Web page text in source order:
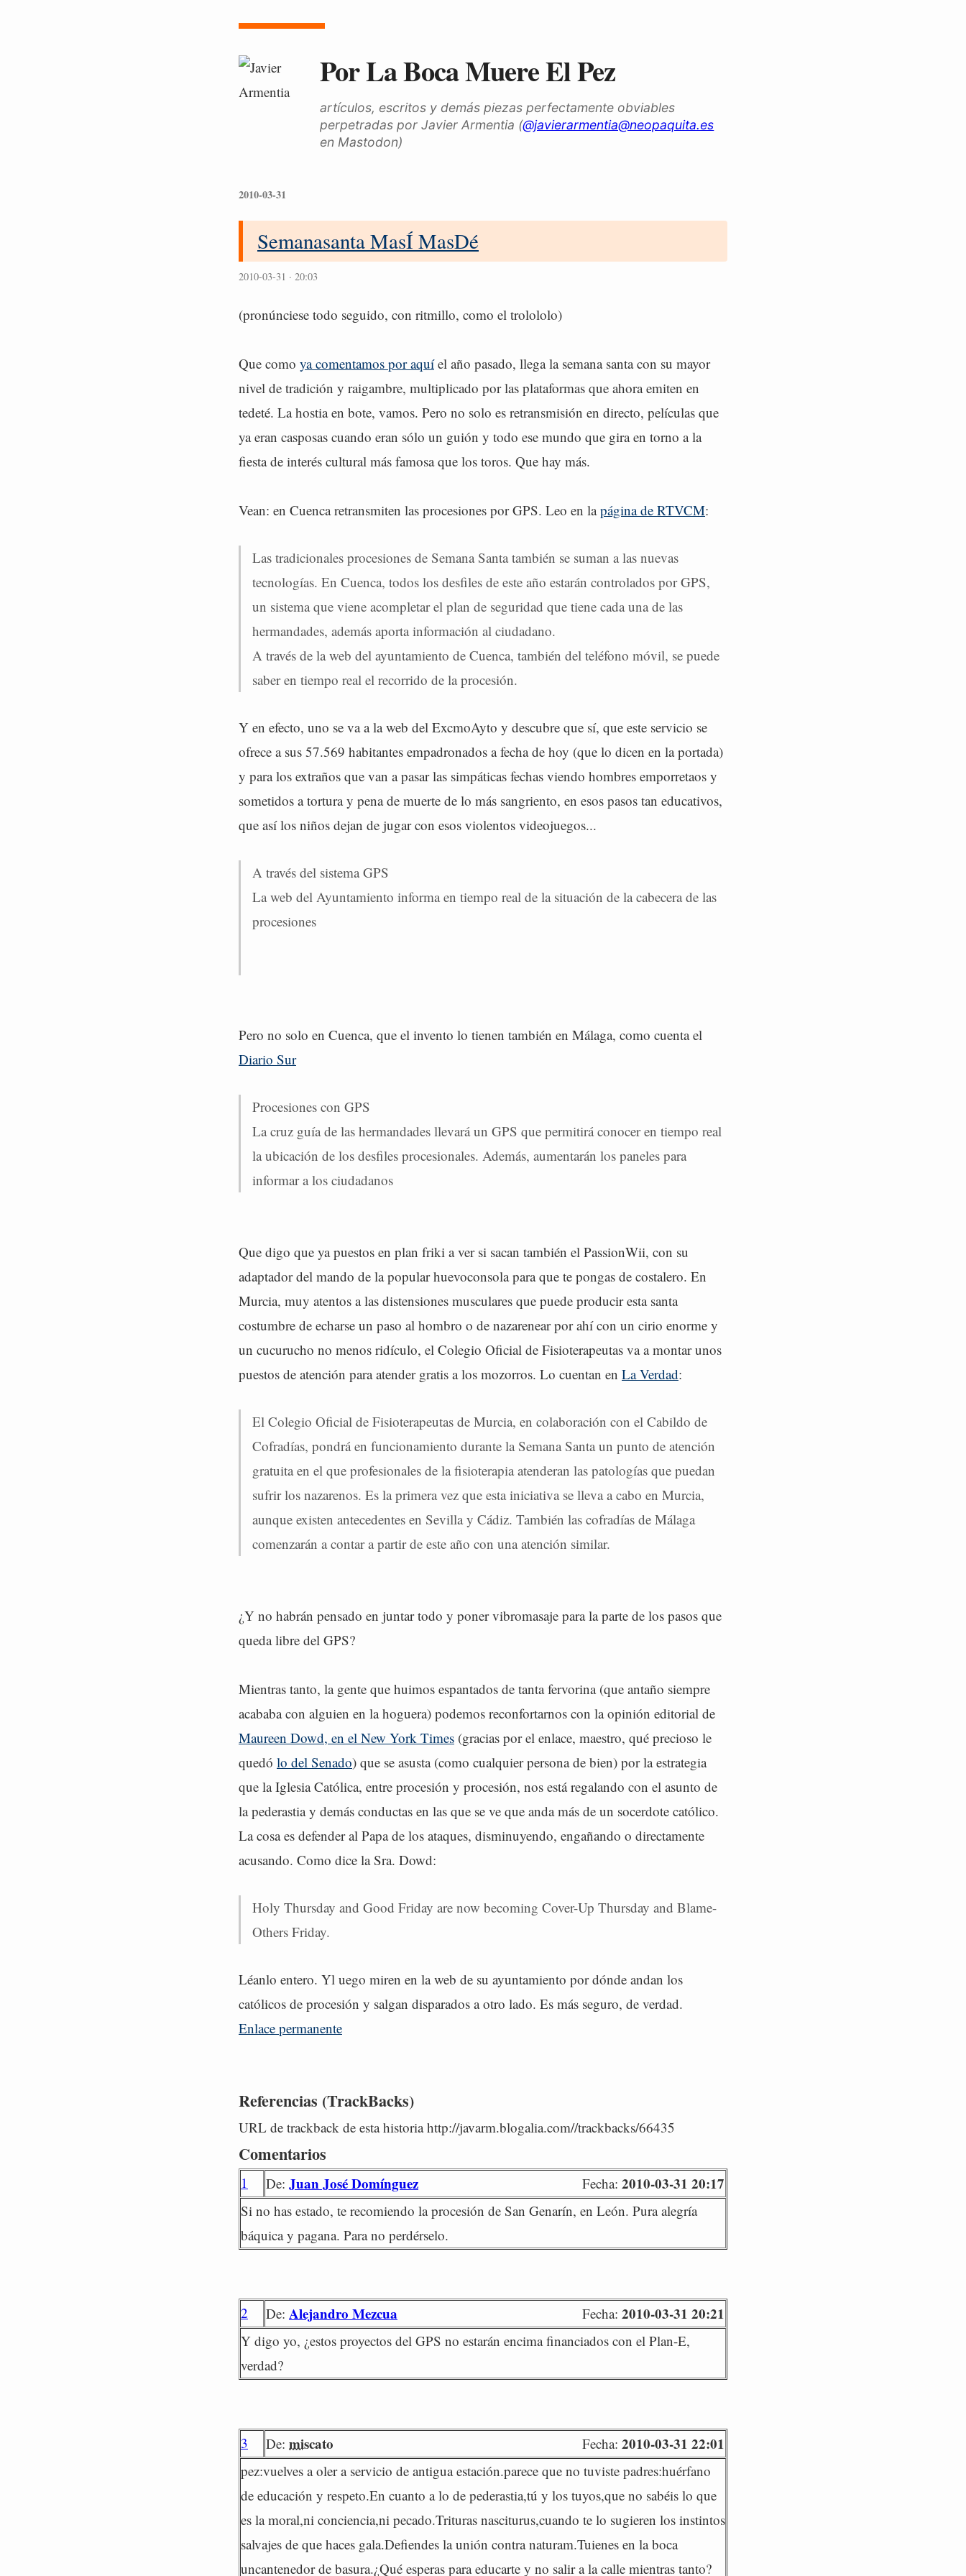
Por La Boca Muere El Pez
artículos, escritos y demás piezas perfectamente obviables
perpetradas por Javier Armentia (@javierarmentia@neopaquita.es
en Mastodon)
2010-03-31
Semanasanta MasÍ MasDé
2010-03-31 · 20:03
(pronúnciese todo seguido, con ritmillo, como el trolololo)
Que como ya comentamos por aquíel año pasado, llega la semana santa con su mayor
nivel de tradición y raigambre, multiplicado por las plataformas que ahora emiten en
tedeté. La hostia en bote, vamos. Pero no solo es retransmisión en directo, películas que
ya eran casposas cuando eran sólo un guión y todo ese mundo que gira en torno a la
fiesta de interés cultural más famosa que los toros. Que hay más.
Vean: en Cuenca retransmiten las procesiones por GPS. Leo en lapágina de RTVCM:
Las tradicionales procesiones de Semana Santa también se suman a las nuevas
tecnologías. En Cuenca, todos los desfiles de este año estarán controlados por GPS,
un sistema que viene acompletar el plan de seguridad que tiene cada una de las
hermandades, además aporta información al ciudadano.
A través de la web del ayuntamiento de Cuenca, también del teléfono móvil, se puede
saber en tiempo real el recorrido de la procesión.
Y en efecto, uno se va a la web del ExcmoAyto y descubre que sí, que este servicio se
ofrece a sus 57.569 habitantes empadronados a fecha de hoy (que lo dicen en la portada)
y para los extraños que van a pasar las simpáticas fechas viendo hombres emporretaos y
sometidos a tortura y pena de muerte de lo más sangriento, en esos pasos tan educativos,
que así los niños dejan de jugar con esos violentos videojuegos...
A través del sistema GPS
La web del Ayuntamiento informa en tiempo real de la situación de la cabecera de las
procesiones
Pero no solo en Cuenca, que el invento lo tienen también en Málaga, como cuenta el
Diario Sur
Procesiones con GPS
La cruz guía de las hermandades llevará un GPS que permitirá conocer en tiempo real
la ubicación de los desfiles procesionales. Además, aumentarán los paneles para
informar a los ciudadanos
Que digo que ya puestos en plan friki a ver si sacan también el PassionWii, con su
adaptador del mando de la popular huevoconsola para que te pongas de costalero. En
Murcia, muy atentos a las distensiones musculares que puede producir esta santa
costumbre de echarse un paso al hombro o de nazarenear por ahí con un cirio enorme y
un cucurucho no menos ridículo, el Colegio Oficial de Fisioterapeutas va a montar unos
puestos de atención para atender gratis a los mozorros. Lo cuentan en La Verdad:
El Colegio Oficial de Fisioterapeutas de Murcia, en colaboración con el Cabildo de
Cofradías, pondrá en funcionamiento durante la Semana Santa un punto de atención
gratuita en el que profesionales de la fisioterapia atenderan las patologías que puedan
sufrir los nazarenos. Es la primera vez que esta iniciativa se lleva a cabo en Murcia,
aunque existen antecedentes en Sevilla y Cádiz. También las cofradías de Málaga
comenzarán a contar a partir de este año con una atención similar.
¿Y no habrán pensado en juntar todo y poner vibromasaje para la parte de los pasos que
queda libre del GPS?
Mientras tanto, la gente que huimos espantados de tanta fervorina (que antaño siempre
acababa con alguien en la hoguera) podemos reconfortarnos con la opinión editorial de
Maureen Dowd, en el New York Times (gracias por el enlace, maestro, qué precioso le
quedó lo del Senado) que se asusta (como cualquier persona de bien) por la estrategia
que la Iglesia Católica, entre procesión y procesión, nos está regalando con el asunto de
la pederastia y demás conductas en las que se ve que anda más de un socerdote católico.
La cosa es defender al Papa de los ataques, disminuyendo, engañando o directamente
acusando. Como dice la Sra. Dowd:
Holy Thursday and Good Friday are now becoming Cover-Up Thursday and Blame-
Others Friday.
Léanlo entero. Yl uego miren en la web de su ayuntamiento por dónde andan los
católicos de procesión y salgan disparados a otro lado. Es más seguro, de verdad.
Enlace permanente
Referencias (TrackBacks)
URL de trackback de esta historia http://javarm.blogalia.com//trackbacks/66435
Comentarios
1 De: Juan José Domínguez Fecha: 2010-03-31 20:17
Si no has estado, te recomiendo la procesión de San Genarín, en León. Pura alegría
báquica y pagana. Para no perdérselo.
2 De: Alejandro Mezcua Fecha: 2010-03-31 20:21
Y digo yo, ¿estos proyectos del GPS no estarán encima financiados con el Plan-E,
verdad?
3 De: miscato Fecha: 2010-03-31 22:01
pez:vuelves a oler a servicio de antigua estación.parece que no tuviste padres:huérfano
de educación y respeto.En cuanto a lo de pederastia,tú y los tuyos,que no sabéis lo que
es la moral,ni conciencia,ni pecado.Trituras nasciturus,cuando te lo sugieren los instintos
salvajes de que haces gala.Defiendes la unión contra naturam.Tuienes en la boca
uncantenedor de basura.¿Qué esperas para educarte y no salir a la calle mientras tanto?